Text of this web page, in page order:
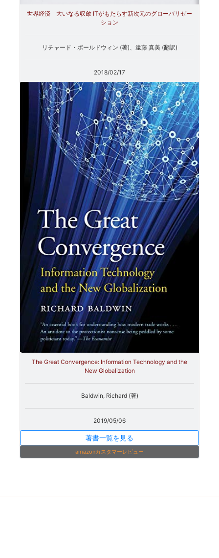
世界経済 大いなる収斂 ITがもたらす新次元のグローバリゼー
ション
リチャード・ボールドウィン (著)、遠藤 真美 (翻訳)
2018/02/17
The Great Convergence: Information Technology and the
New Globalization
Baldwin, Richard (著)
2019/05/06
著書一覧を見る
amazonカスタマーレビュー